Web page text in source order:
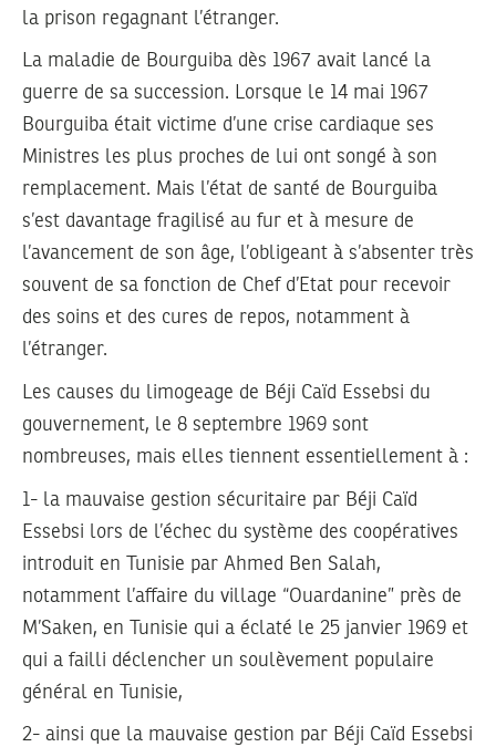
la prison regagnant l’étranger.
La maladie de Bourguiba dès 1967 avait lancé la
guerre de sa succession. Lorsque le 14 mai 1967
Bourguiba était victime d’une crise cardiaque ses
Ministres les plus proches de lui ont songé à son
remplacement. Mais l’état de santé de Bourguiba
s’est davantage fragilisé au fur et à mesure de
l’avancement de son âge, l’obligeant à s’absenter très
souvent de sa fonction de Chef d’Etat pour recevoir
des soins et des cures de repos, notamment à
l’étranger.
Les causes du limogeage de Béji Caïd Essebsi du
gouvernement, le 8 septembre 1969 sont
nombreuses, mais elles tiennent essentiellement à :
1- la mauvaise gestion sécuritaire par Béji Caïd
Essebsi lors de l’échec du système des coopératives
introduit en Tunisie par Ahmed Ben Salah,
notamment l’affaire du village “Ouardanine” près de
M’Saken, en Tunisie qui a éclaté le 25 janvier 1969 et
qui a failli déclencher un soulèvement populaire
général en Tunisie,
2- ainsi que la mauvaise gestion par Béji Caïd Essebsi